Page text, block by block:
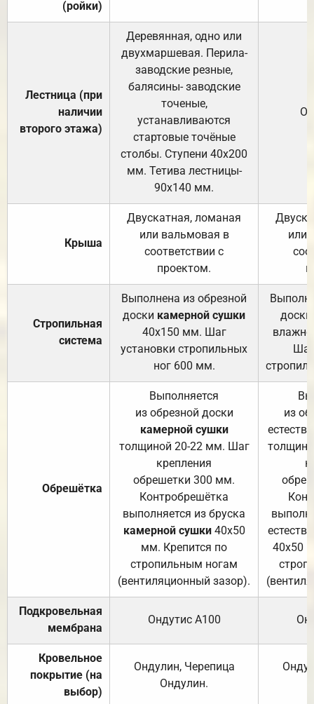
(ройки)
Лестница (при
наличии
второго этажа)
Деревянная, одно или
двухмаршевая. Перила-
заводские резные,
балясины- заводские
точеные,
устанавливаются
стартовые точёные
столбы. Ступени 40х200
мм. Тетива лестницы-
90х140 мм.
Крыша
Двускатная, ломаная
или вальмовая в
соответствии с
проектом.
или
Стропильная
система
Выполнена из обрезной
доски камерной сушки
40х150 мм. Шаг
установки стропильных
ног 600 мм.
доски
Обрешётка
Выполняется
из обрезной доски
камерной сушки
толщиной 20-22 мм. Шаг
крепления
обрешетки 300 мм.
Контробрешётка
выполняется из бруска
камерной сушки40х50
мм. Крепится по
стропильным ногам
(вентиляционный зазор).
из
40х50
Подкровельная
мембрана
Ондутис А100
Кровельное
покрытие (на
выбор)
Ондулин, Черепица
Ондулин.